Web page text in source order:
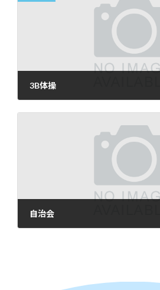
3B体操
自治会